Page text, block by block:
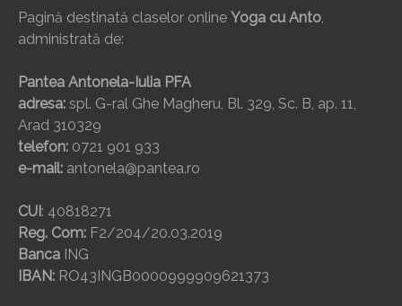
Pagină destinată claselor online Yoga cu Anto,
administrată de:
Pantea Antonela-Iulia PFA
adresa: spl. G-ral Ghe Magheru, Bl. 329, Sc. B, ap. 11,
Arad 310329
telefon: 0721 901 933
e-mail: antonela@pantea.ro
CUI: 40818271
Reg. Com: F2/204/20.03.2019
Banca ING
IBAN: RO43INGB0000999909621373